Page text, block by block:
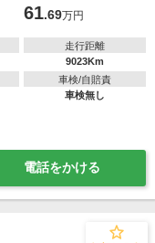
61.69万円
走行距離
9023Km
車検/自賠責
車検無し
電話をかける